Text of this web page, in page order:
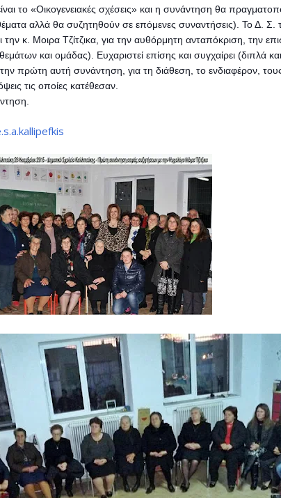
το «Οικογενειακές σχέσεις» και η συνάντηση θα
αλλά θα συζητηθούν σε επόμενες συναντήσεις). Το Δ. Σ.
την κ. Μοιρα Τζίτζικα, για την αυθόρμητη ανταπόκριση, την
και ομάδας). Ευχαριστεί επίσης και συγχαίρει (διπλά
πρώτη αυτή συνάντηση, για τη διάθεση, το ενδιαφέρον,
τις οποίες κατέθεσαν.